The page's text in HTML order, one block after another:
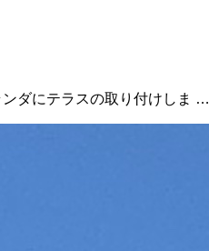
ダにテラスの取り付けしま …